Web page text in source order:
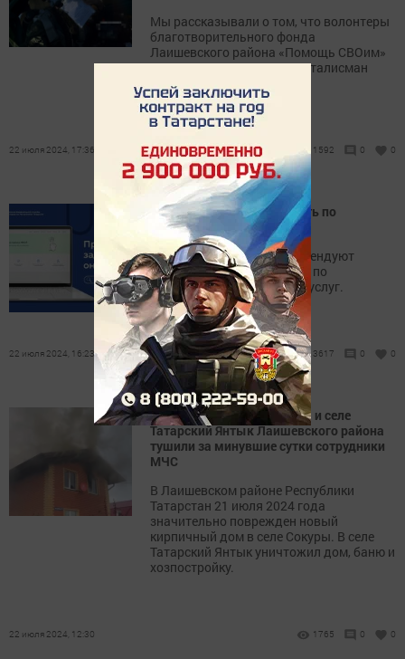
Мы рассказывали о том, что волонтеры
благотворительного фонда
Лаишевского района «Помощь СВОим»
запустили акцию «Подари талисман
бойцу СВО»
22 июля 2024, 17:36 1592 0 0
Проверяйте задолженность по
алиментам онлайн
Судебные приставы рекомендуют
проверять задолженность по
алиментам на портале Госуслуг.
22 июля 2024, 16:23 3617 0 0
Два пожара в селе Сокуры и селе
Татарский Янтык Лаишевского района
тушили за минувшие сутки сотрудники
МЧС
В Лаишевском районе Республики
Татарстан 21 июля 2024 года
значительно поврежден новый
кирпичный дом в селе Сокуры. В селе
Татарский Янтык уничтожил дом, баню и
хозпостройку.
22 июля 2024, 12:30 1765 0 0